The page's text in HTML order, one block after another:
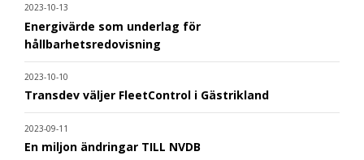
2023-10-13
Energivärde som underlag för
hållbarhetsredovisning
2023-10-10
Transdev väljer FleetControl i Gästrikland
2023-09-11
En miljon ändringar TILL NVDB